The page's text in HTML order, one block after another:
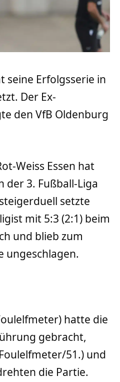
seine Erfolgsserie in
Der Ex-
den VfB Oldenburg
Weiss Essen hat
der 3. Fußball-Liga
setzte
mit 5:3 (2:1) beim
und blieb zum
ungeschlagen.
hatte die
gebracht,
51.) und
die Partie.